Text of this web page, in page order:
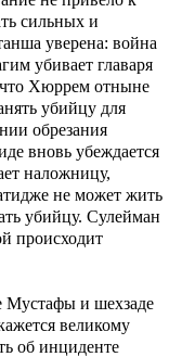
сильных и
уверена: война
убивает главаря
Хюррем отныне
убийцу для
обрезания
вновь убеждается
наложницу,
не может жить
убийцу. Сулейман
происходит
Мустафы и шехзаде
великому
об инциденте